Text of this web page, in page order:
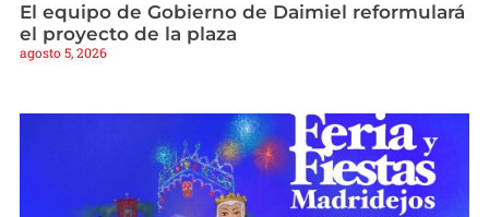
El equipo de Gobierno de Daimiel reformulará
el proyecto de la plaza
agosto 5, 2026